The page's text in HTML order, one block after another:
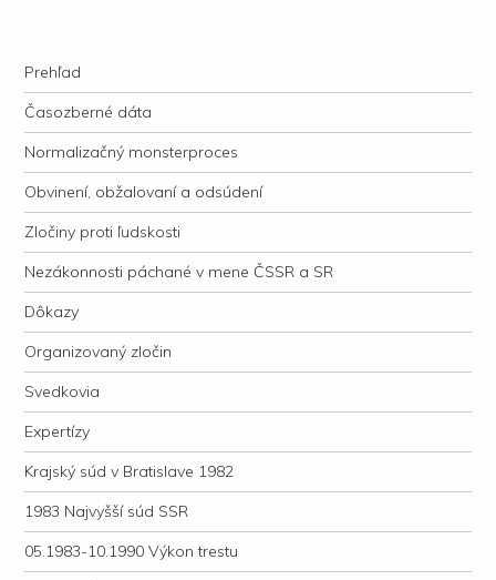
justície
Navigation
Skip to content
Prehľad
Časozberné dáta
Normalizačný monsterproces
Obvinení, obžalovaní a odsúdení
Zločiny proti ľudskosti
Nezákonnosti páchané v mene ČSSR a SR
Dôkazy
Organizovaný zločin
Svedkovia
Expertízy
Krajský súd v Bratislave 1982
1983 Najvyšší súd SSR
05.1983-10.1990 Výkon trestu